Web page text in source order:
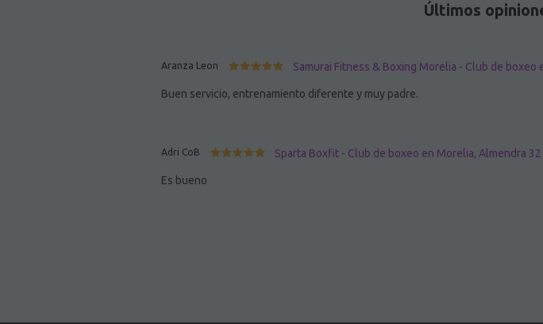
Últimos
Aranza Leon Samurai Fitness & Boxing Morelia - Club de boxeo
Buen servicio, entrenamiento diferente y muy padre.
Adri CoB Sparta Boxfit - Club de boxeo en Morelia, Almendra
Es bueno